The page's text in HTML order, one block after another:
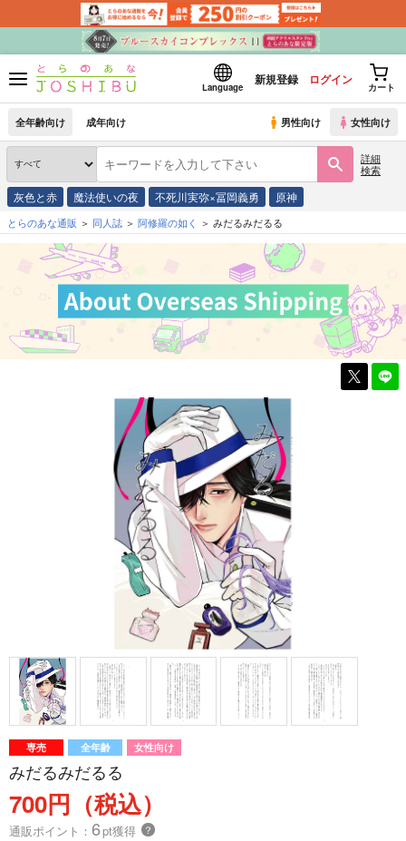
Language
新規登録 ログイン
カート
全年齢向け 成年向け 男性向け 女性向け
詳細
検索
灰色と赤 魔法使いの夜 不死川実弥×冨岡義勇 原神
とらのあな通販 同人誌 阿修羅の如く みだるみだるる
専売 全年齢 女性向け
みだるみだるる
700円（税込）
通販ポイント： 6pt獲得 ？